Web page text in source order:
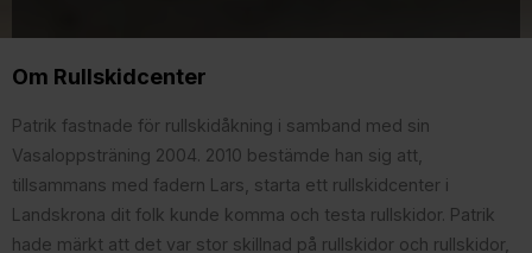
Om Rullskidcenter
Patrik fastnade för rullskidåkning i samband med sin
Vasaloppsträning 2004. 2010 bestämde han sig att,
tillsammans med fadern Lars, starta ett rullskidcenter i
Landskrona dit folk kunde komma och testa rullskidor. Patrik
hade märkt att det var stor skillnad på rullskidor och rullskidor,